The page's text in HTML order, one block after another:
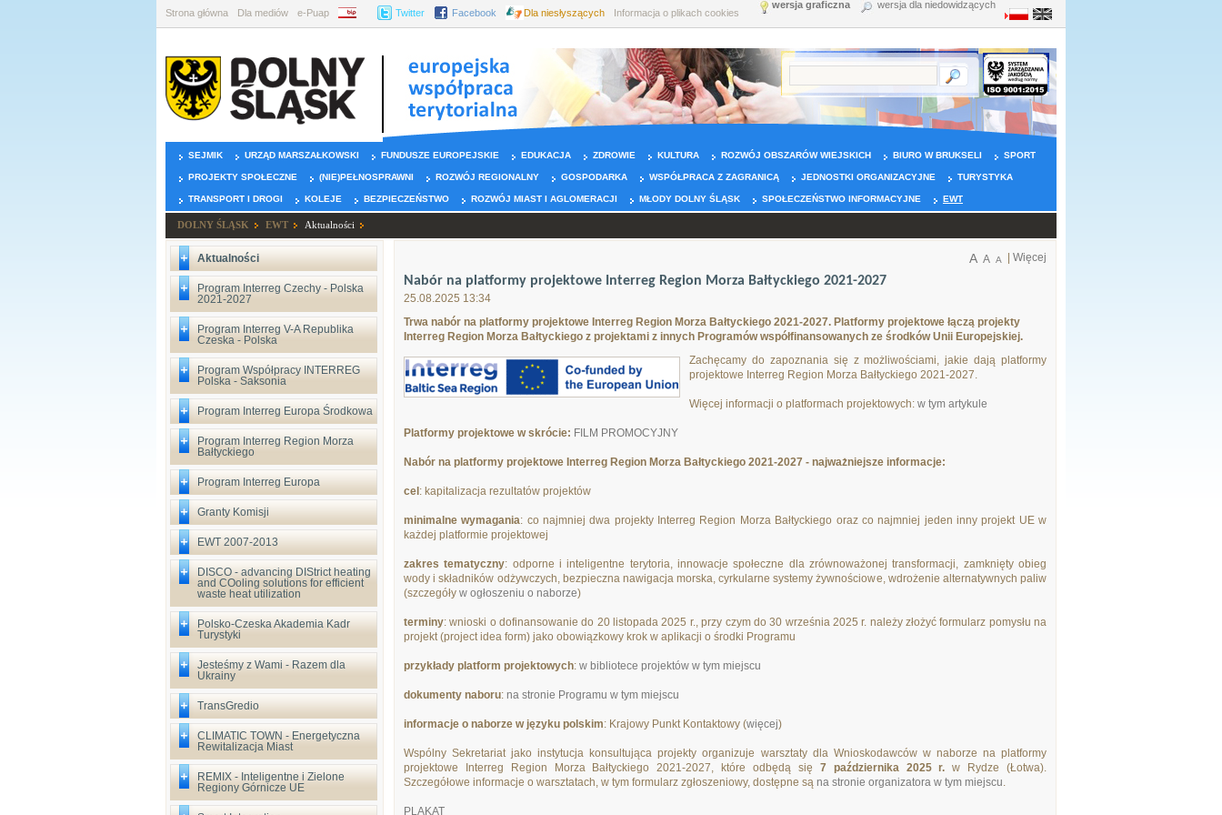
Strona główna Dla mediów e-Puap BIP Twitter Facebook Dla niesłyszących Informacja o plikach cookies
wersja graficzna wersja dla niedowidzących
SEJMIK URZĄD MARSZAŁKOWSKI FUNDUSZE EUROPEJSKIE EDUKACJA ZDROWIE KULTURA ROZWÓJ OBSZARÓW WIEJSKICH BIURO W BRUKSELI SPORT
PROJEKTY SPOŁECZNE (NIE)PEŁNOSPRAWNI ROZWÓJ REGIONALNY GOSPODARKA WSPÓŁPRACA Z ZAGRANICĄ JEDNOSTKI ORGANIZACYJNE TURYSTYKA
TRANSPORT I DROGI KOLEJE BEZPIECZEŃSTWO ROZWÓJ MIAST I AGLOMERACJI MŁODY DOLNY ŚLĄSK SPOŁECZEŃSTWO INFORMACYJNE EWT
DOLNY ŚLĄSK EWT Aktualności
Aktualności
Program Interreg Czechy - Polska
2021-2027
Program Interreg V-A Republika
Czeska - Polska
Program Współpracy INTERREG
Polska - Saksonia
Program Interreg Europa Środkowa
Program Interreg Region Morza
Bałtyckiego
Program Interreg Europa
Granty Komisji
EWT 2007-2013
DISCO - advancing DIStrict heating
and COoling solutions for efficient
waste heat utilization
Polsko-Czeska Akademia Kadr
Turystyki
Jesteśmy z Wami - Razem dla
Ukrainy
TransGredio
CLIMATIC TOWN - Energetyczna
Rewitalizacja Miast
REMIX - Inteligentne i Zielone
Regiony Górnicze UE
Więcej
A A A
Nabór na platformy projektowe Interreg Region Morza Bałtyckiego 2021-2027
25.08.2025 13:34
Trwa nabór na platformy projektowe Interreg Region Morza Bałtyckiego 2021-2027. Platformy projektowe łączą projekty
Interreg Region Morza Bałtyckiego z projektami z innych Programów współfinansowanych ze środków Unii Europejskiej.
Zachęcamy do zapoznania się z możliwościami, jakie dają platformy
projektowe Interreg Region Morza Bałtyckiego 2021-2027.
Więcej informacji o platformach projektowych: w tym artykule
Platformy projektowe w skrócie: FILM PROMOCYJNY
Nabór na platformy projektowe Interreg Region Morza Bałtyckiego 2021-2027 - najważniejsze informacje:
cel : kapitalizacja rezultatów projektów
minimalne wymagania: co najmniej dwa projekty Interreg Region Morza Bałtyckiego oraz co najmniej jeden inny projekt UE w
każdej platformie projektowej
zakres tematyczny: odporne i inteligentne terytoria, innowacje społeczne dla zrównoważonej transformacji, zamknięty obieg
wody i składników odżywczych, bezpieczna nawigacja morska, cyrkularne systemy żywnościowe, wdrożenie alternatywnych paliw
(szczegóły w ogłoszeniu o naborze)
terminy: wnioski o dofinansowanie do 20 listopada 2025 r., przy czym do 30 września 2025 r. należy złożyć formularz pomysłu na
projekt (project idea form) jako obowiązkowy krok w aplikacji o środki Programu
przykłady platform projektowych: w bibliotece projektów w tym miejscu
dokumenty naboru: na stronie Programu w tym miejscu
informacje o naborze w języku polskim: Krajowy Punkt Kontaktowy (więcej)
Wspólny Sekretariat jako instytucja konsultująca projekty organizuje warsztaty dla Wnioskodawców w naborze na platformy
projektowe Interreg Region Morza Bałtyckiego 2021-2027, które odbędą się 7 października 2025 r.w Rydze (Łotwa).
Szczegółowe informacje o warsztatach, w tym formularz zgłoszeniowy, dostępne są na stronie organizatora w tym miejscu.
PLAKAT